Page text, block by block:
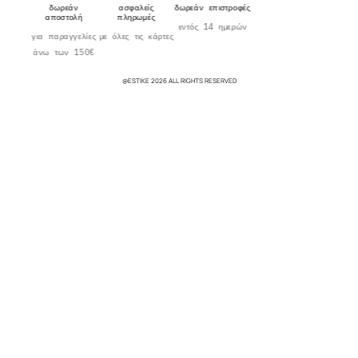
δωρεάν
αποστολή
για παραγγελίες
άνω των 150€
ασφαλείς
πληρωμές
με όλες τις κάρτες
δωρεάν επιστροφές
εντός 14 ημερών
@ESTIKE 2026 ALL RIGHTS RESERVED